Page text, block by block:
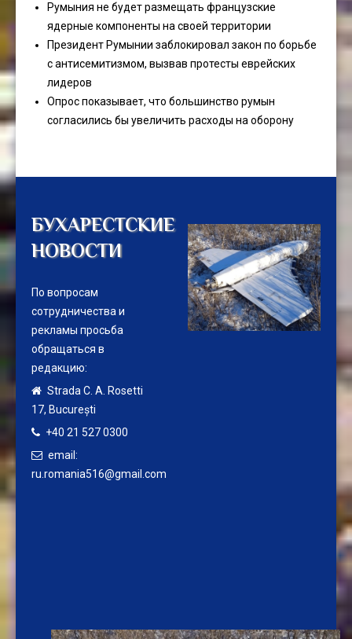
Румыния не будет размещать французские
ядерные компоненты на своей территории
Президент Румынии заблокировал закон по борьбе
с антисемитизмом, вызвав протесты еврейских
лидеров
Опрос показывает, что большинство румын
согласились бы увеличить расходы на оборону
БУХАРЕСТСКИЕ
НОВОСТИ
По вопросам
сотрудничества и
рекламы просьба
обращаться в
редакцию:
Strada C. A. Rosetti
17, București
+40 21 527 0300
email:
ru.romania516@gmail.com